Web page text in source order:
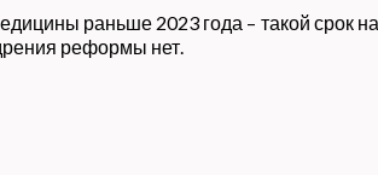
раньше 2023 года – такой
реформы нет.